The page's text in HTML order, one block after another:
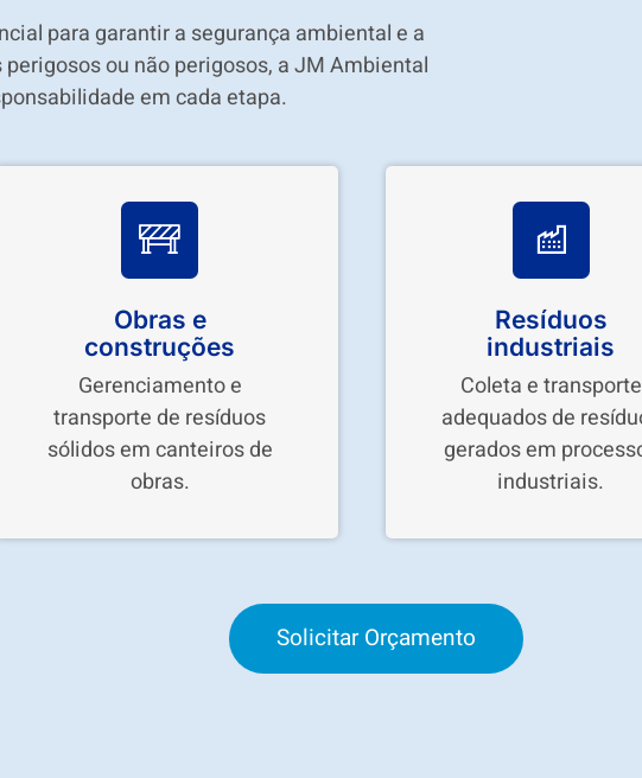
para garantir a segurança ambiental e a
ou não perigosos, a JM Ambiental
em cada etapa.
Obras e
construções
Gerenciamento e
transporte de resíduos
sólidos em canteiros de
obras.
Resíduos
industriais
Coleta e transporte
adequados de
gerados em
industriais.
Solicitar Orçamento